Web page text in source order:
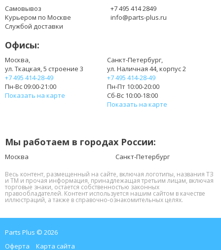
ADP-40PH/AD
ADP-40PH/BB
PA-1400-12
PA-1400-18HL
PA3922E-1AC
TA401905525
VB-075047
Самовывоз
Курьером по Москве
Службой доставки
+7 495 414 2849
info@parts-plus.ru
Офисы:
Москва,
ул. Ткацкая, 5 строение 3
+7 495 414-28-49
Пн-Вс 09:00-21:00
Показать на карте
Санкт-Петербург,
ул. Наличная 44, корпус 2
+7 495 414-28-49
Пн-Пт 10:00-20:00
Сб-Вс 10:00-18:00
Показать на карте
Мы работаем в городах России:
Москва Санкт-Петербург
Весь контент, размещенный на сайте, включая логотипы, названия ТЗ
и ТМ и прочая информация, принадлежащая третьим лицам, включая
торговые знаки, остается собственностью законных
правообладателей. Контент используется нашим сайтом в качестве
иллюстраций, а также в справочно-ознакомительных целях.
Parts Plus © 2026
Оферта
Карта сайта